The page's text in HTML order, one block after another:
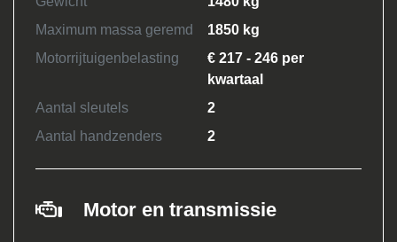
Maximum massa geremd
1850 kg
Motorrijtuigenbelasting
€ 217 - 246 per
kwartaal
Aantal sleutels
2
Aantal handzenders
2
Motor en transmissie